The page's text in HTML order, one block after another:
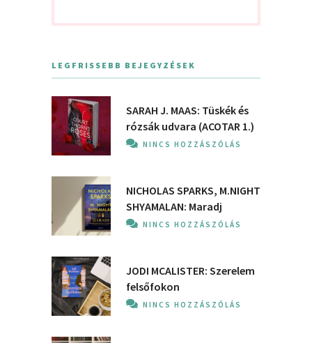
LEGFRISSEBB BEJEGYZÉSEK
SARAH J. MAAS: Tüskék és
rózsák udvara (ACOTAR 1.)
NINCS HOZZÁSZÓLÁS
NICHOLAS SPARKS, M.NIGHT
SHYAMALAN: Maradj
NINCS HOZZÁSZÓLÁS
JODI MCALISTER: Szerelem
felsőfokon
NINCS HOZZÁSZÓLÁS